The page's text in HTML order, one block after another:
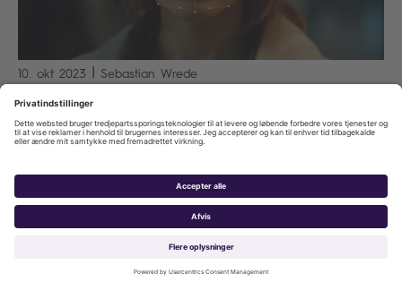
10. okt 2023 | Sebastian Wrede
Teknologiske Fremskridt: Sikring af
Privatliv i Datadrevne Tider